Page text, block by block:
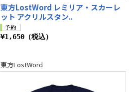
東方LostWord レミリア・スカーレ
ット アクリルスタン..
¥1,650（税込）
東方LostWord